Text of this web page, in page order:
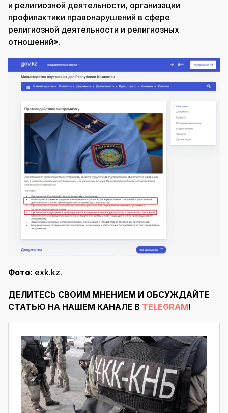
и религиозной деятельности, организации
профилактики правонарушений в сфере
религиозной деятельности и религиозных
отношений».
Фото: exk.kz.
ДЕЛИТЕСЬ СВОИМ МНЕНИЕМ И ОБСУЖДАЙТЕ
СТАТЬЮ НА НАШЕМ КАНАЛЕ В TELEGRAM!